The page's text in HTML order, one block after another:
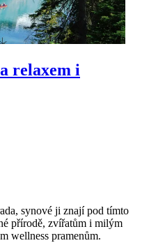
relaxem i
synové ji znají pod tímto
přírodě, zvířatům i milým
wellness pramenům.